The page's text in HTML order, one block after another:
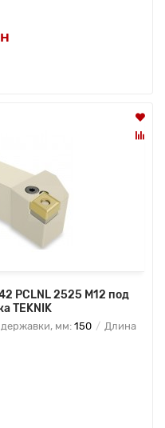
PCLNL 2525 M12 под
TEKNIK
мм:150
Длина